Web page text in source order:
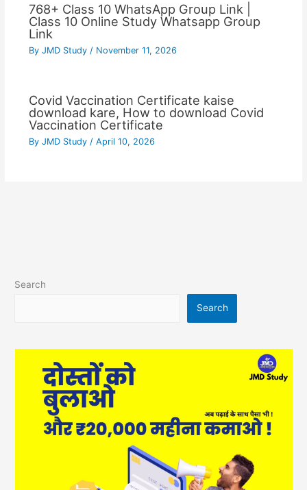
768+ Class 10 WhatsApp Group Link |
Class 10 Online Study Whatsapp Group
Link
By JMD Study / November 11, 2026
Covid Vaccination Certificate kaise
download kare, How to download Covid
Vaccination Certificate
By JMD Study / April 10, 2026
Search
Search